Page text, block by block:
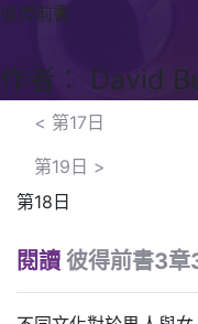
彼得前書
作者： David
< 第17日
第19日 >
第18日
閱讀 彼得前書3